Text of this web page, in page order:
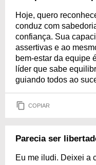
Hoje, quero
conduz com
confiança. Sua
assertivas e ao
bem-estar da equipe
líder que sabe
guiando todos ao
COPIAR
Parecia ser
Eu me iludi. Deixei a